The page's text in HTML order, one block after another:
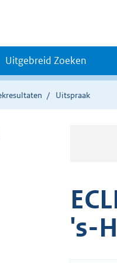
Uitgebreid Zoeken
Uitspraak
's-